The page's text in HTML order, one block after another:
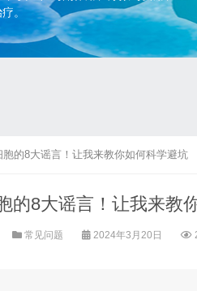
疗。
胞的8大谣言！让我来教你如何科学避坑
的8大谣言！让我来教
常见问题 2024年3月20日